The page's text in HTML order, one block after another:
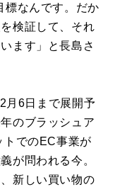
標なんです。だか
検証して、それ
ます」と長島さ
月6日まで展開予
のブラッシュア
トでのEC事業が
が問われる今。
新しい買い物の